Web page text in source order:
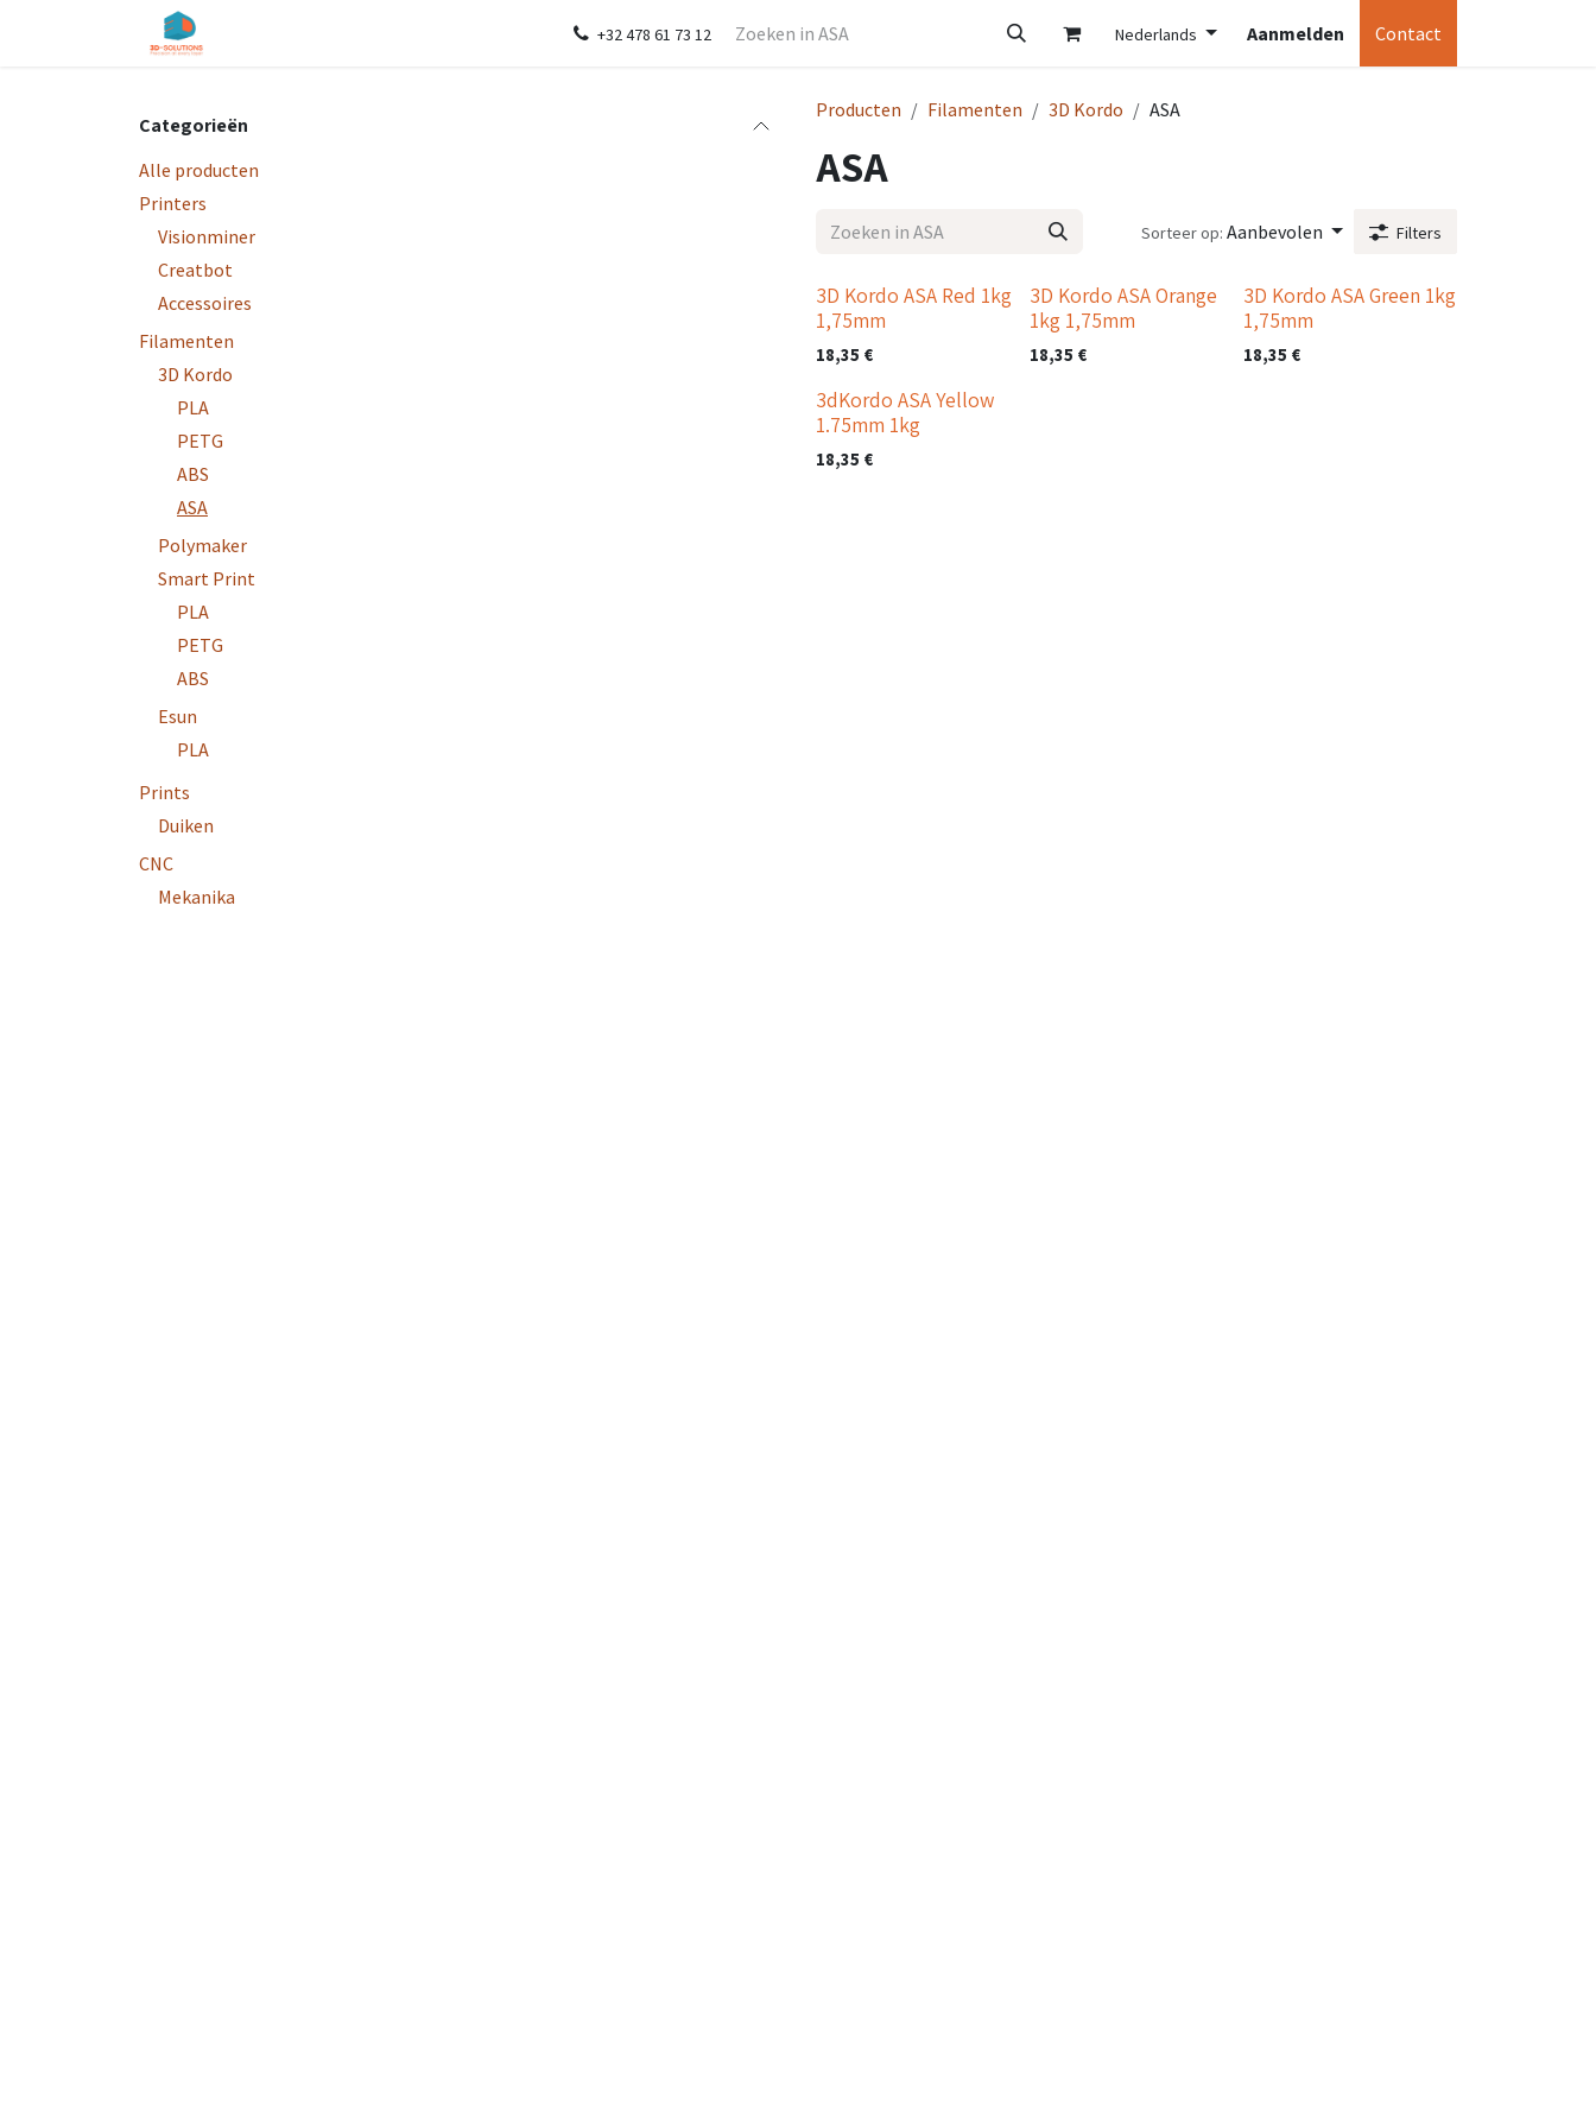
Overslaan naar inhoud
Over ons Contact
+32 478 61 73 12 Nederlands Aanmelden Contact
Categorieën
Alle producten
Printers
Visionminer
Creatbot
Accessoires
Filamenten
3D Kordo
PLA
PETG
ABS
ASA
Polymaker
Smart Print
PLA
PETG
ABS
Esun
PLA
Prints
Duiken
CNC
Mekanika
Producten Filamenten 3D Kordo ASA
ASA
Sorteer op: Aanbevolen Filters
3D Kordo ASA Red 1kg
1,75mm
18,35 €
3D Kordo ASA Orange
1kg 1,75mm
18,35 €
3D Kordo ASA Green 1kg
1,75mm
18,35 €
3dKordo ASA Yellow
1.75mm 1kg
18,35 €